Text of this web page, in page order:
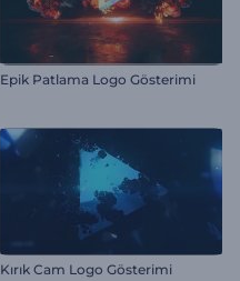
Epik Patlama Logo Gösterimi
Kırık Cam Logo Gösterimi